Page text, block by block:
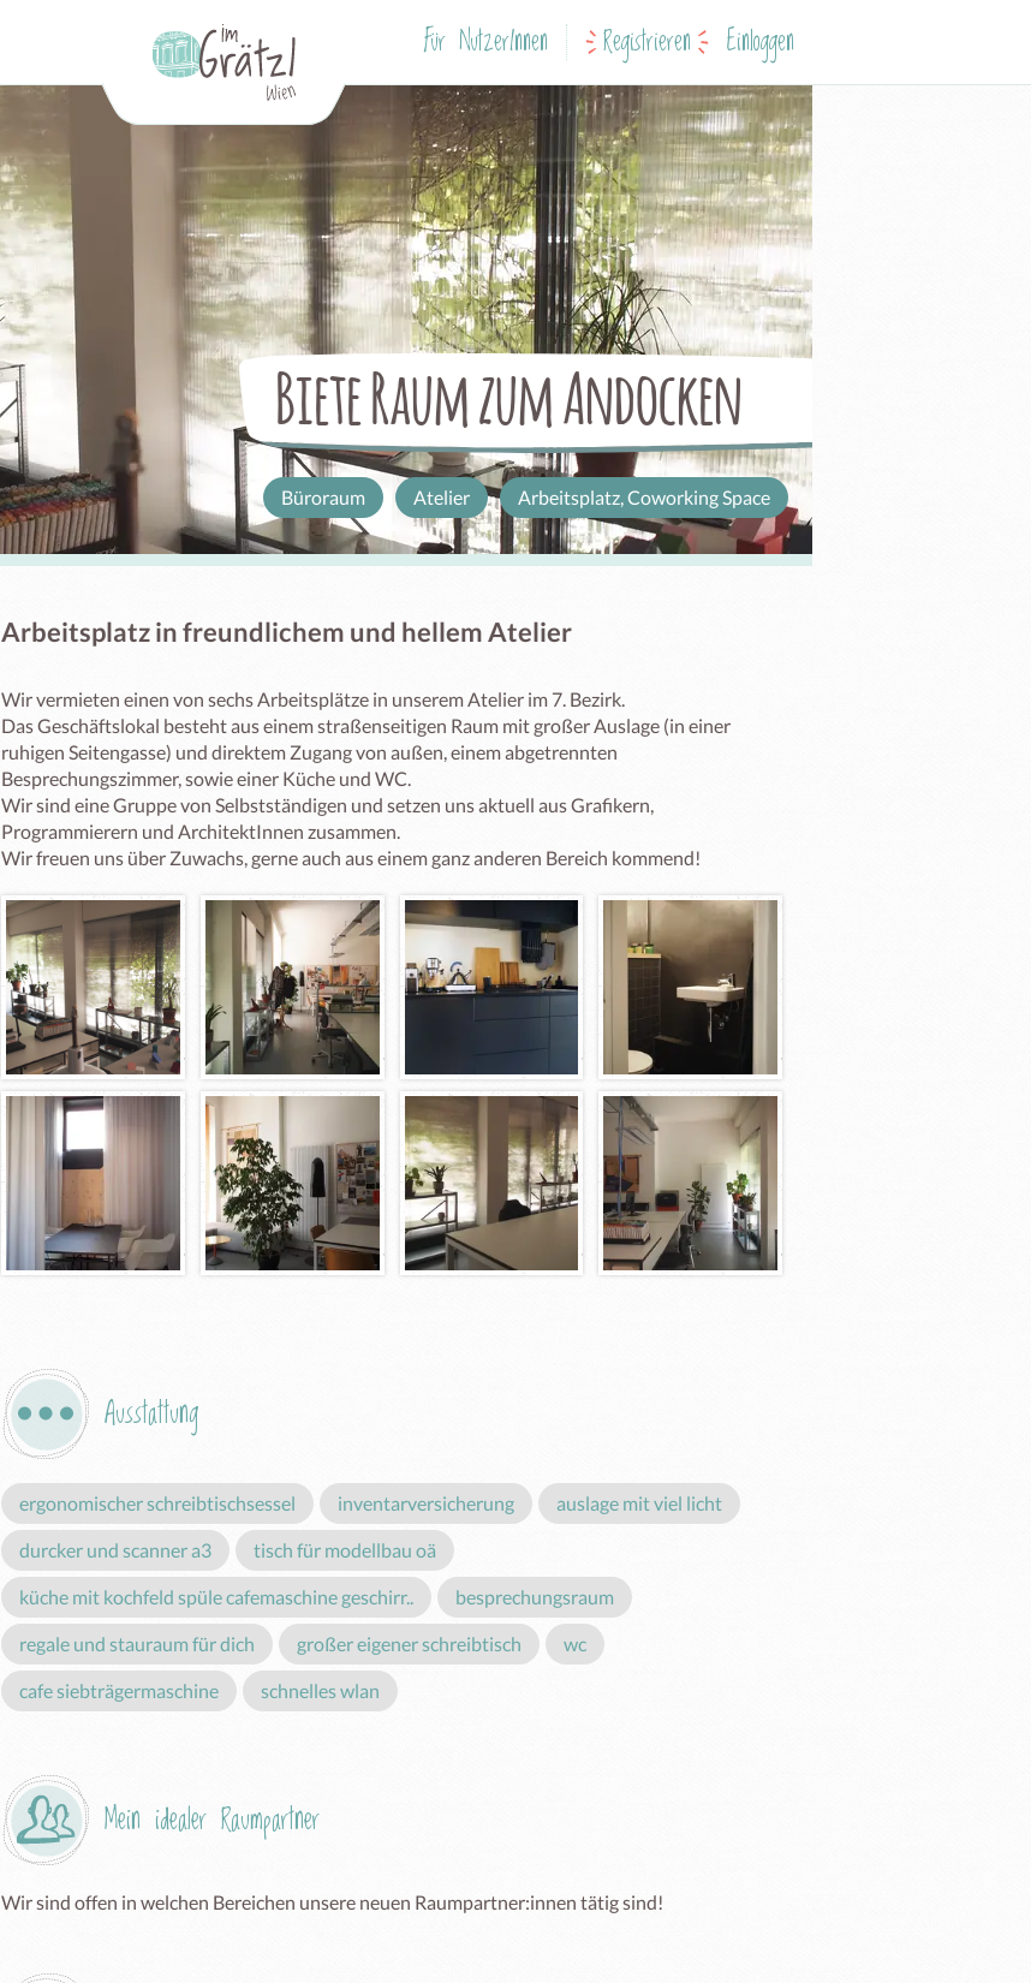
Für NutzerInnen Registrieren Einloggen
Biete Raum zum Andocken
Büroraum Atelier Arbeitsplatz, Coworking Space
Arbeitsplatz in freundlichem und hellem Atelier
Wir vermieten einen von sechs Arbeitsplätze in unserem Atelier im 7. Bezirk.
Das Geschäftslokal besteht aus einem straßenseitigen Raum mit großer Auslage (in einer
ruhigen Seitengasse) und direktem Zugang von außen, einem abgetrennten
Besprechungszimmer, sowie einer Küche und WC.
Wir sind eine Gruppe von Selbstständigen und setzen uns aktuell aus Grafikern,
Programmierern und ArchitektInnen zusammen.
Wir freuen uns über Zuwachs, gerne auch aus einem ganz anderen Bereich kommend!
Ausstattung
ergonomischer schreibtischsessel inventarversicherung auslage mit viel licht
durcker und scanner a3 tisch für modellbau oä
küche mit kochfeld spüle cafemaschine geschirr.. besprechungsraum
regale und stauraum für dich großer eigener schreibtisch wc
cafe siebträgermaschine schnelles wlan
Mein idealer Raumpartner
Wir sind offen in welchen Bereichen unsere neuen Raumpartner:innen tätig sind!